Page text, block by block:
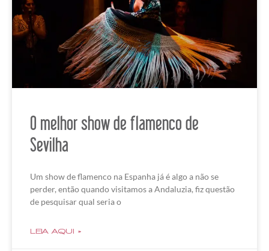
O melhor show de flamenco de
Sevilha
Um show de flamenco na Espanha já é algo a não se
perder, então quando visitamos a Andaluzia, fiz questão
de pesquisar qual seria o
LEIA AQUI »